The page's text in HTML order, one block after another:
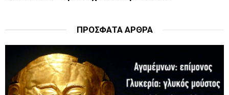
ΠΡΌΣΦΑΤΑ ΆΡΘΡΑ